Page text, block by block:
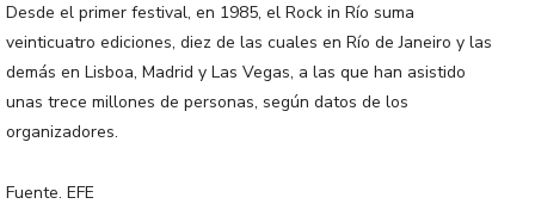
Desde el primer festival, en 1985, el Rock in Río suma
veinticuatro ediciones, diez de las cuales en Río de Janeiro y las
demás en Lisboa, Madrid y Las Vegas, a las que han asistido
unas trece millones de personas, según datos de los
organizadores.
Fuente. EFE